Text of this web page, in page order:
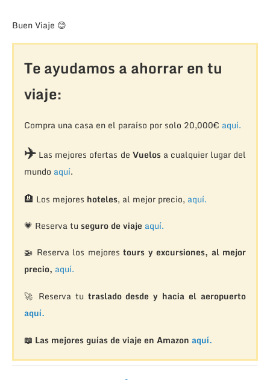
Buen Viaje 😊
Te ayudamos a ahorrar en tu
viaje:
Compra una casa en el paraíso por solo 20,000€ aquí.
✈️Las mejores ofertas de Vuelosa cualquier lugar del
mundo aquí.
🏨 Los mejores hoteles, al mejor precio, aquí.
💗 Reserva tu seguro de viaje aquí.
🚁 Reserva los mejorestours y excursiones, al mejor
precio, aquí.
🚀 Reserva tu traslado desde y hacia el aeropuerto
aquí.
📖 Las mejores guías de viaje en Amazon aquí.